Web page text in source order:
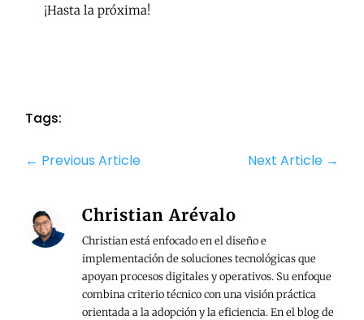
¡Hasta la próxima!
Tags:
← Previous Article Next Article→
Christian Arévalo
Christian está enfocado en el diseño e
implementación de soluciones tecnológicas que
apoyan procesos digitales y operativos. Su enfoque
combina criterio técnico con una visión práctica
orientada a la adopción y la eficiencia. En el blog de